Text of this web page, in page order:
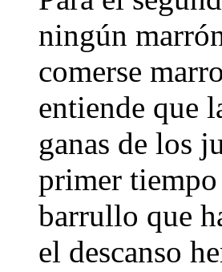
ningún
comerse
entiende que
ganas de los
primer tiempo
barrullo que
el descanso